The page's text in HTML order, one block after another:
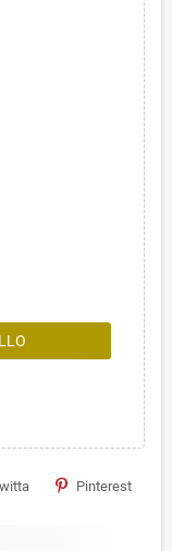
Pinterest